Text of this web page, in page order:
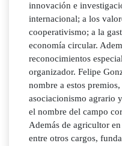
innovación e
internacional; a los
cooperativismo; a la
economía circular.
reconocimientos
organizador. Felipe
nombre a estos
asociacionismo agrario
el nombre del campo
Además de agricultor
entre otros cargos,